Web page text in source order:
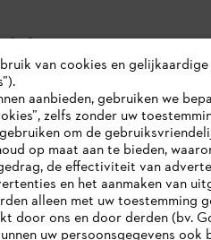
ons
bij STIHL
rapportagesysteem
van cookies en gelijkaardige
aanbieden, gebruiken we
zelfs zonder uw
om de
op maat aan te bieden,
de effectiviteit van
en het aanmaken van
alleen met uw toestemming
door ons en door derden (bv.
uw persoonsgegevens ook